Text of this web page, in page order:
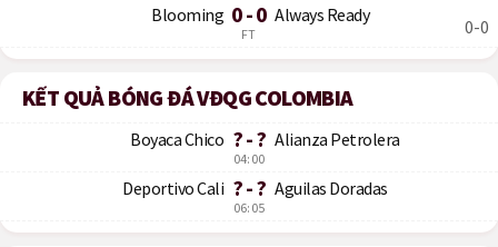
0-0
Blooming 0 - 0 Always Ready
FT
KẾT QUẢ BÓNG ĐÁ VĐQG COLOMBIA
Boyaca Chico ? - ? Alianza Petrolera
04:00
Deportivo Cali ? - ? Aguilas Doradas
06:05